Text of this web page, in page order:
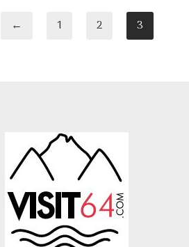
← 1 2 3